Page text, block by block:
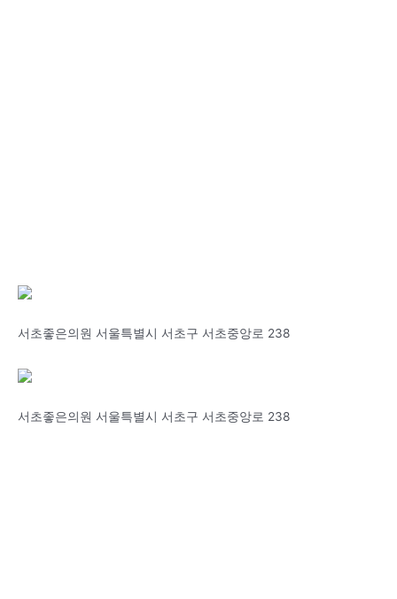
서초좋은의원 서울특별시 서초구 서초중앙로 238
서초좋은의원 서울특별시 서초구 서초중앙로 238